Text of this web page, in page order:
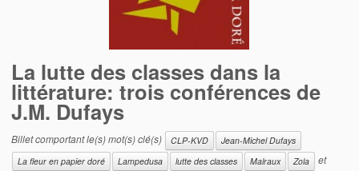
La lutte des classes dans la
littérature: trois conférences de
J.M. Dufays
Billet comportant le(s) mot(s) clé(s) CLP-KVD
Jean-Michel Dufays
La fleur en papier doré
Lampedusa lutte des classes Malraux Zola
et